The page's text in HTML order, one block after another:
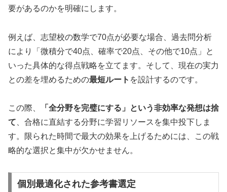
要があるのかを明確にします。
例えば、志望校の数学で70点が必要な場合、過去問分析
により「微積分で40点、確率で20点、その他で10点」と
いった具体的な得点戦略を立てます。そして、現在の実力
との差を埋めるための最短ルート を設計するのです。
この際、
「全分野を完璧にする」という非効率な発想は捨
て、合格に直結する分野に学習リソースを集中投下しま
す。限られた時間で最大の効果を上げるためには、この戦
略的な選択と集中が欠かせません。
個別最適化された参考書選定